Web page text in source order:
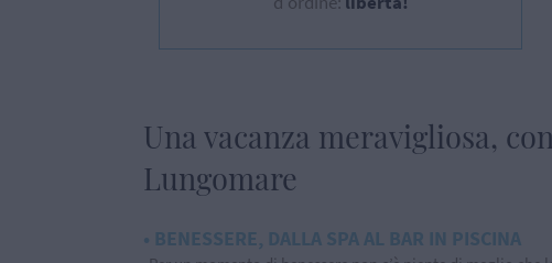
Una vacanza meravigliosa,
Lungomare
• BENESSERE, DALLA SPA AL BAR IN PISCINA